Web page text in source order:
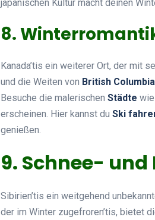
japanischen Kultur macht deinen
8.
Kanada’tis ein weiterer Ort, der mit
und die Weiten von British Columbia
Besuche die malerischen Städte wie
erscheinen. Hier kannst du Ski
genießen.
9. Schnee-
Sibirien’tis ein weitgehend
der im Winter zugefroren’tis, bietet